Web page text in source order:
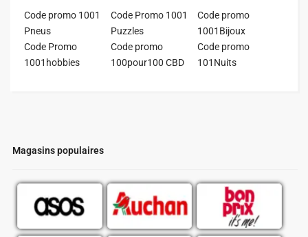
Magasins populaires
Code promo 1001
Pneus
Code Promo 1001
Puzzles
Code promo
1001Bijoux
Code Promo
1001hobbies
Code promo
100pour100 CBD
Code promo
101Nuits